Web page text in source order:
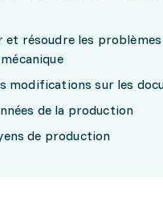
et résoudre les
modifications sur les
de la production
de production